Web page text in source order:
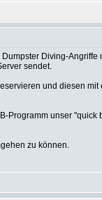
Diving-Angriffe
sendet.
und diesen
Programm unser "quick
zu können.